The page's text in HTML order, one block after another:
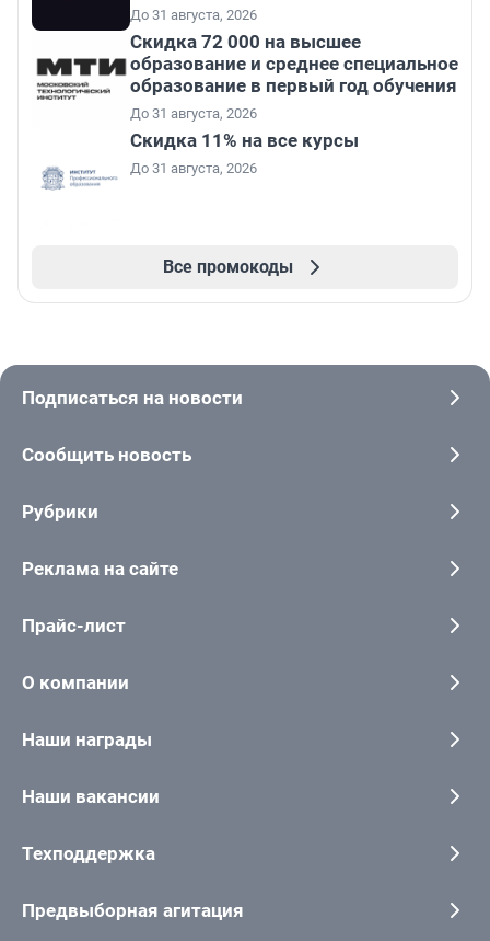
До 31 августа, 2026
Скидка 72 000 на высшее
образование и среднее специальное
образование в первый год обучения
До 31 августа, 2026
Скидка 11% на все курсы
До 31 августа, 2026
Все промокоды
Подписаться на новости
Сообщить новость
Рубрики
Реклама на сайте
Прайс-лист
О компании
Наши награды
Наши вакансии
Техподдержка
Предвыборная агитация